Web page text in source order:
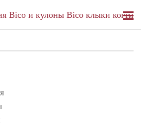
Bico и кулоны Bico клыки когти